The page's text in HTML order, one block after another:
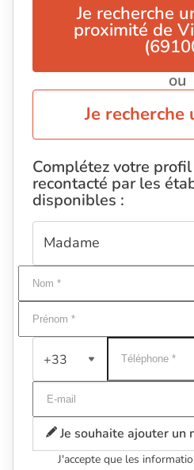
Je recherche
proximité de
ou
Je recherche
Complétez votre
recontacté par les
disponibles :
+33
Je souhaite ajouter un
J'accepte que les